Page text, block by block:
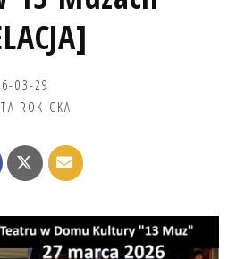
03-29
ROKICKA